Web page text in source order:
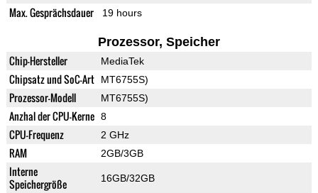
Max. Gesprächsdauer 19 hours
Prozessor, Speicher
Chip-Hersteller MediaTek
Chipsatz und SoC-Art MT6755S)
Prozessor-Modell MT6755S)
Anzhal der CPU-Kerne 8
CPU-Frequenz 2 GHz
RAM 2GB/3GB
Interne
Speichergröße
16GB/32GB